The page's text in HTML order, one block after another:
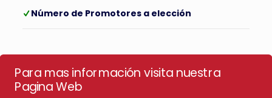
Número de Promotores a elección
Para mas información visita nuestra
Pagina Web